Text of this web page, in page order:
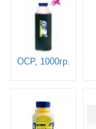
OCP, 1000гр.